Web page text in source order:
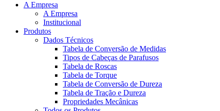
A Empresa
A Empresa
Institucional
Produtos
Dados Técnicos
Tabela de Conversão de Medidas
Tipos de Cabeças de Parafusos
Tabela de Roscas
Tabela de Torque
Tabela de Conversão de Dureza
Tabela de Tração e Dureza
Propriedades Mecânicas